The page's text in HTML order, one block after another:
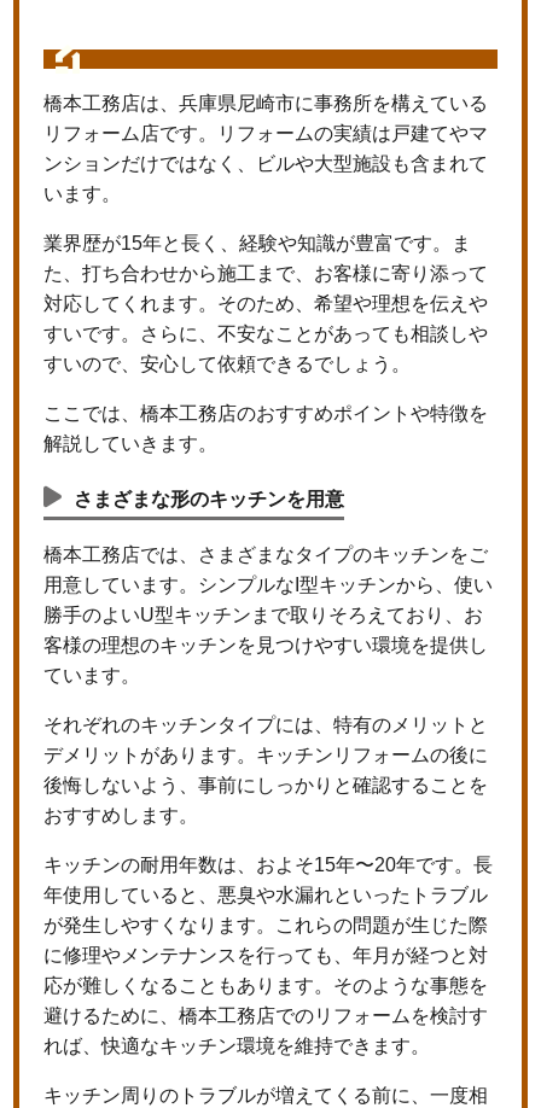
橋本工務店は、兵庫県尼崎市に事務所を構えている
リフォーム店です。リフォームの実績は戸建てやマ
ンションだけではなく、ビルや大型施設も含まれて
います。
業界歴が15年と長く、経験や知識が豊富です。ま
た、打ち合わせから施工まで、お客様に寄り添って
対応してくれます。そのため、希望や理想を伝えや
すいです。さらに、不安なことがあっても相談しや
すいので、安心して依頼できるでしょう。
ここでは、橋本工務店のおすすめポイントや特徴を
解説していきます。
さまざまな形のキッチンを用意
橋本工務店では、さまざまなタイプのキッチンをご
用意しています。シンプルなI型キッチンから、使い
勝手のよいU型キッチンまで取りそろえており、お
客様の理想のキッチンを見つけやすい環境を提供し
ています。
それぞれのキッチンタイプには、特有のメリットと
デメリットがあります。キッチンリフォームの後に
後悔しないよう、事前にしっかりと確認することを
おすすめします。
キッチンの耐用年数は、およそ15年〜20年です。長
年使用していると、悪臭や水漏れといったトラブル
が発生しやすくなります。これらの問題が生じた際
に修理やメンテナンスを行っても、年月が経つと対
応が難しくなることもあります。そのような事態を
避けるために、橋本工務店でのリフォームを検討す
れば、快適なキッチン環境を維持できます。
キッチン周りのトラブルが増えてくる前に、一度相